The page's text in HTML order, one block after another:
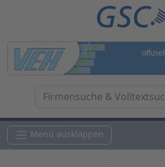
Menü ausklappen